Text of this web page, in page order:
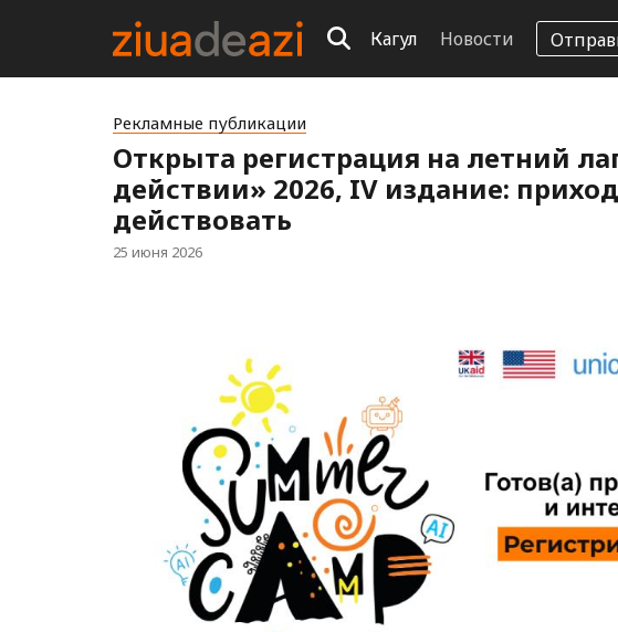
Кагул Новости
Рекламные публикации
Открыта регистрация на летний
действии» 2026, IV издание:
действовать
25 июня 2026